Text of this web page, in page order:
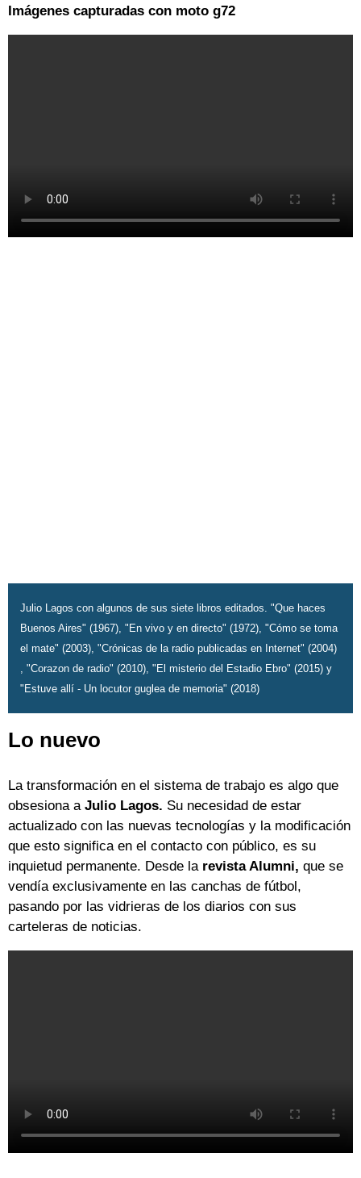
Imágenes capturadas con moto g72
Julio Lagos con algunos de sus siete libros editados. "Que haces
Buenos Aires" (1967), "En vivo y en directo" (1972), "Cómo se toma
el mate" (2003), "Crónicas de la radio publicadas en Internet" (2004)
, "Corazon de radio" (2010), "El misterio del Estadio Ebro" (2015) y
"Estuve allí - Un locutor guglea de memoria" (2018)
Lo nuevo
La transformación en el sistema de trabajo es algo que
obsesiona a Julio Lagos. Su necesidad de estar
actualizado con las nuevas tecnologías y la modificación
que esto significa en el contacto con público, es su
inquietud permanente. Desde la revista Alumni, que se
vendía exclusivamente en las canchas de fútbol,
pasando por las vidrieras de los diarios con sus
carteleras de noticias.